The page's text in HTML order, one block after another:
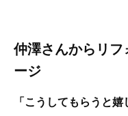
仲澤さんからリ
ージ
「こうしてもらうと嬉